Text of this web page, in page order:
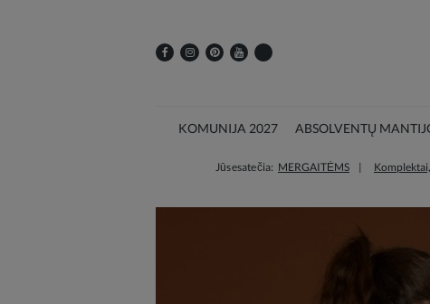
KOMUNIJA 2027 ABSOLVENTŲ
Jūs esate čia: MERGAITĖMS